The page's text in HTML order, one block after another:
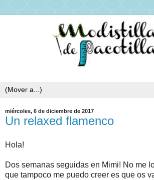
miércoles, 6 de diciembre de 2017
Un relaxed flamenco
Hola!
Dos semanas seguidas en Mimi! No me
que tampoco me puedo creer es que os